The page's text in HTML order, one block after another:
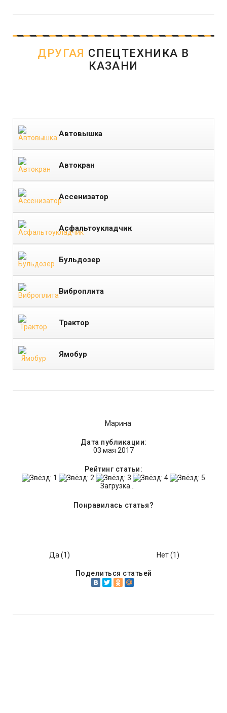
ДРУГАЯ СПЕЦТЕХНИКА В
КАЗАНИ
Автовышка
Автокран
Ассенизатор
Асфальтоукладчик
Бульдозер
Виброплита
Трактор
Ямобур
Марина
Дата публикации:
03 мая 2017
Рейтинг статьи:
Загрузка...
Понравилась статья?
Да (1) Нет (1)
Поделиться статьей